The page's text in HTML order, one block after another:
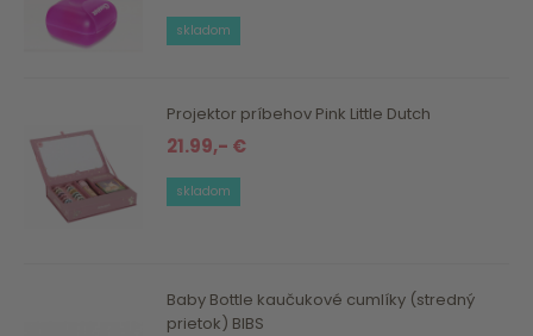
skladom
Projektor príbehov Pink Little Dutch
21.99,- €
skladom
Baby Bottle kaučukové cumlíky (stredný
prietok) BIBS